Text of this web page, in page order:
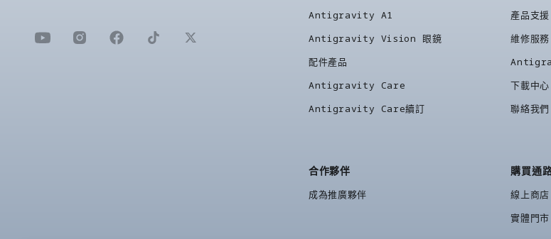
Antigravity A1
Antigravity Vision 眼鏡
配件產品
Antigravity Care
Antigravity Care續訂
產品支援
維修服務
下載中心
聯絡我們
合作夥伴
成為推廣夥伴
購買通
線上商店
實體門市